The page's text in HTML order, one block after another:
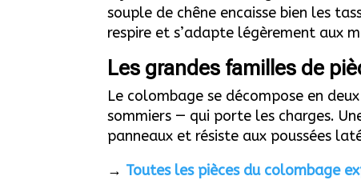
souple de chêne encaisse bien les
respire et s’adapte légèrement aux
Les grandes familles de
Le colombage se décompose en
sommiers — qui porte les charges.
panneaux et résiste aux poussées
→ Toutes les pièces du colombage